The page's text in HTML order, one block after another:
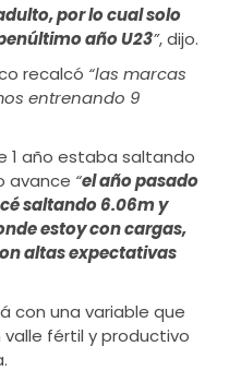
por lo cual solo
año U23”, dijo.
recalcó “las marcas
entrenando 9
1 año estaba saltando
avance “el año pasado
saltando 6.06m y
estoy con cargas,
altas expectativas
con una variable que
fértil y productivo